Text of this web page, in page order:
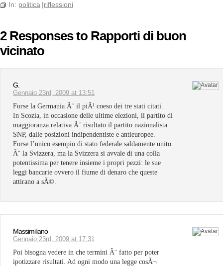
In: politica |riflessioni
2 Responses to Rapporti di buon
vicinato
G.
Gennaio 23rd, 2009 at 13:51
Forse la Germania Ã¨ il piÃ¹ coeso dei tre stati citati.
In Scozia, in occasione delle ultime elezioni, il partito di
maggioranza relativa Ã¨ risultato il partito nazionalista
SNP, dalle posizioni indipendentiste e antieuropee.
Forse l’unico esempio di stato federale saldamente unito
Ã¨ la Svizzera, ma la Svizzera si avvale di una colla
potentissima per tenere insieme i propri pezzi: le sue
leggi bancarie ovvero il fiume di denaro che queste
attirano a sÃ©.
Massimiliano
Gennaio 23rd, 2009 at 17:31
Poi bisogna vedere in che termini Ã¨ fatto per poter
ipotizzare risultati. Ad ogni modo una legge cosÃ¬